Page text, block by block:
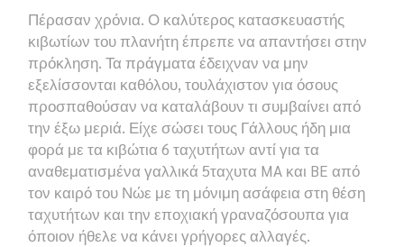
Πέρασαν χρόνια. Ο καλύτερος κατασκευαστής
κιβωτίων του πλανήτη έπρεπε να απαντήσει στην
πρόκληση. Τα πράγματα έδειχναν να μην
εξελίσσονται καθόλου, τουλάχιστον για όσους
προσπαθούσαν να καταλάβουν τι συμβαίνει από
την έξω μεριά. Είχε σώσει τους Γάλλους ήδη μια
φορά με τα κιβώτια 6 ταχυτήτων αντί για τα
αναθεματισμένα γαλλικά 5ταχυτα MA και BEαπό
τον καιρό του Νώε με τη μόνιμη ασάφεια στη θέση
ταχυτήτων και την εποχιακή γραναζόσουπα για
όποιον ήθελε να κάνει γρήγορες αλλαγές.